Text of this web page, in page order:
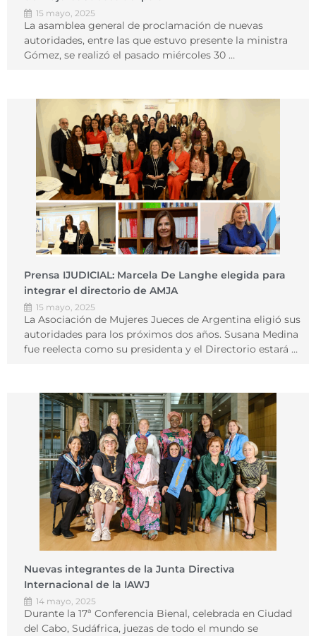
15 mayo, 2025
La asamblea general de proclamación de nuevas
autoridades, entre las que estuvo presente la ministra
Gómez, se realizó el pasado miércoles 30 …
Prensa IJUDICIAL: Marcela De Langhe elegida para
integrar el directorio de AMJA
15 mayo, 2025
La Asociación de Mujeres Jueces de Argentina eligió sus
autoridades para los próximos dos años. Susana Medina
fue reelecta como su presidenta y el Directorio estará …
Nuevas integrantes de la Junta Directiva
Internacional de la IAWJ
14 mayo, 2025
Durante la 17ª Conferencia Bienal, celebrada en Ciudad
del Cabo, Sudáfrica, juezas de todo el mundo se